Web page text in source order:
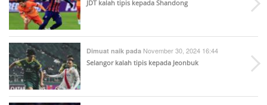
JDT kalah tipis kepada Shandong
Dimuat naik pada November 30, 2024 16:44
Selangor kalah tipis kepada Jeonbuk